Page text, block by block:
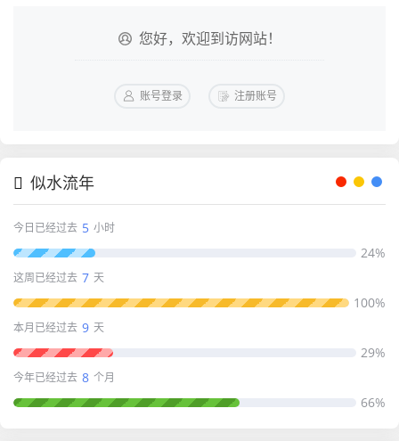
您好，欢迎到访网站！
账号登录 注册账号
似水流年
今日已经过去 5 小时
24%
这周已经过去 7 天
100%
本月已经过去 9 天
29%
今年已经过去 8 个月
66%